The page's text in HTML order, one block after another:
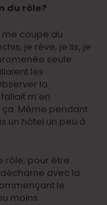
du rôle?
coupe du
je rêve, je lis, je
seule
les
la
m’en
ça. Même pendant
un hôtel un peu à
rôle, pour être
avec la
le
moins